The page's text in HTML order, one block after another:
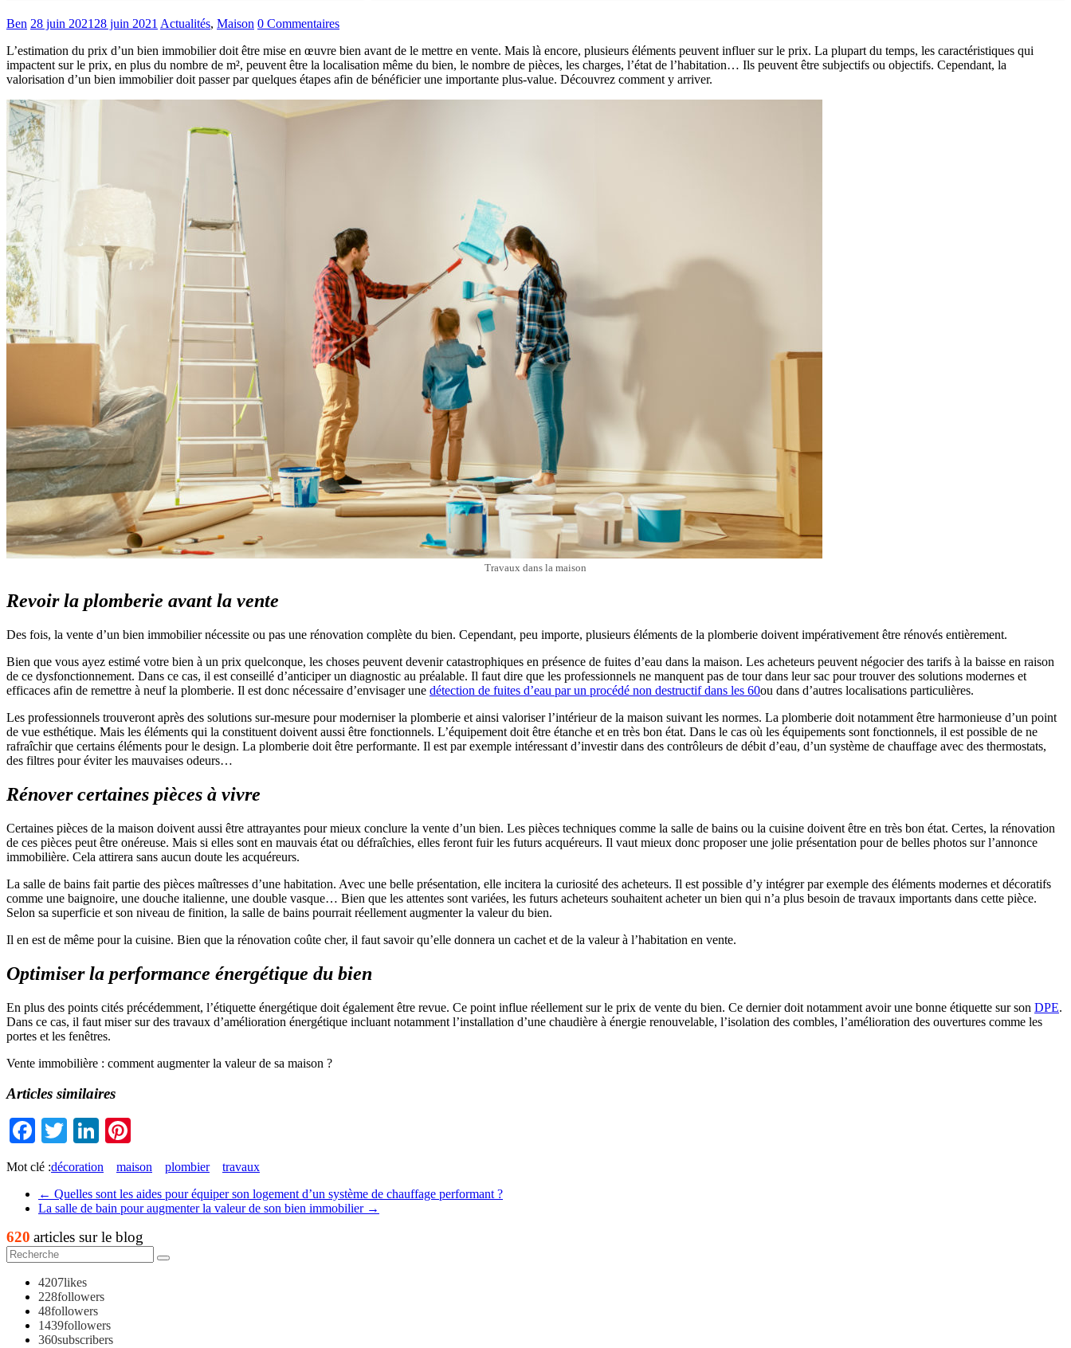
Ben 28 juin 2021 28 juin 2021 Actualités, Maison 0 Commentaires
L’estimation du prix d’un bien immobilier doit être mise en œuvre bien avant de le mettre en vente. Mais là encore, plusieurs éléments peuvent influer sur le prix. La plupart du temps, les caractéristiques qui
impactent sur le prix, en plus du nombre de m², peuvent être la localisation même du bien, le nombre de pièces, les charges, l’état de l’habitation… Ils peuvent être subjectifs ou objectifs. Cependant, la
valorisation d’un bien immobilier doit passer par quelques étapes afin de bénéficier une importante plus-value. Découvrez comment y arriver.
Travaux dans la maison
Revoir la plomberie avant la vente
Des fois, la vente d’un bien immobilier nécessite ou pas une rénovation complète du bien. Cependant, peu importe, plusieurs éléments de la plomberie doivent impérativement être rénovés entièrement.
Bien que vous ayez estimé votre bien à un prix quelconque, les choses peuvent devenir catastrophiques en présence de fuites d’eau dans la maison. Les acheteurs peuvent négocier des tarifs à la baisse en raison
de ce dysfonctionnement. Dans ce cas, il est conseillé d’anticiper un diagnostic au préalable. Il faut dire que les professionnels ne manquent pas de tour dans leur sac pour trouver des solutions modernes et
efficaces afin de remettre à neuf la plomberie. Il est donc nécessaire d’envisager une détection de fuites d’eau par un procédé non destructif dans les 60ou dans d’autres localisations particulières.
Les professionnels trouveront après des solutions sur-mesure pour moderniser la plomberie et ainsi valoriser l’intérieur de la maison suivant les normes. La plomberie doit notamment être harmonieuse d’un point
de vue esthétique. Mais les éléments qui la constituent doivent aussi être fonctionnels. L’équipement doit être étanche et en très bon état. Dans le cas où les équipements sont fonctionnels, il est possible de ne
rafraîchir que certains éléments pour le design. La plomberie doit être performante. Il est par exemple intéressant d’investir dans des contrôleurs de débit d’eau, d’un système de chauffage avec des thermostats,
des filtres pour éviter les mauvaises odeurs…
Rénover certaines pièces à vivre
Certaines pièces de la maison doivent aussi être attrayantes pour mieux conclure la vente d’un bien. Les pièces techniques comme la salle de bains ou la cuisine doivent être en très bon état. Certes, la rénovation
de ces pièces peut être onéreuse. Mais si elles sont en mauvais état ou défraîchies, elles feront fuir les futurs acquéreurs. Il vaut mieux donc proposer une jolie présentation pour de belles photos sur l’annonce
immobilière. Cela attirera sans aucun doute les acquéreurs.
La salle de bains fait partie des pièces maîtresses d’une habitation. Avec une belle présentation, elle incitera la curiosité des acheteurs. Il est possible d’y intégrer par exemple des éléments modernes et décoratifs
comme une baignoire, une douche italienne, une double vasque… Bien que les attentes sont variées, les futurs acheteurs souhaitent acheter un bien qui n’a plus besoin de travaux importants dans cette pièce.
Selon sa superficie et son niveau de finition, la salle de bains pourrait réellement augmenter la valeur du bien.
Il en est de même pour la cuisine. Bien que la rénovation coûte cher, il faut savoir qu’elle donnera un cachet et de la valeur à l’habitation en vente.
Optimiser la performance énergétique du bien
En plus des points cités précédemment, l’étiquette énergétique doit également être revue. Ce point influe réellement sur le prix de vente du bien. Ce dernier doit notamment avoir une bonne étiquette sur son DPE.
Dans ce cas, il faut miser sur des travaux d’amélioration énergétique incluant notamment l’installation d’une chaudière à énergie renouvelable, l’isolation des combles, l’amélioration des ouvertures comme les
portes et les fenêtres.
Vente immobilière : comment augmenter la valeur de sa maison ?
Articles similaires
Facebook
TwitterLinkedIn
Mot clé :décoration maison plombier
travaux
← Quelles sont les aides pour équiper son logement d’un système de chauffage performant ?
La salle de bain pour augmenter la valeur de son bien immobilier →
620 articles sur le blog
4207likes
228followers
48followers
1439followers
360subscribers